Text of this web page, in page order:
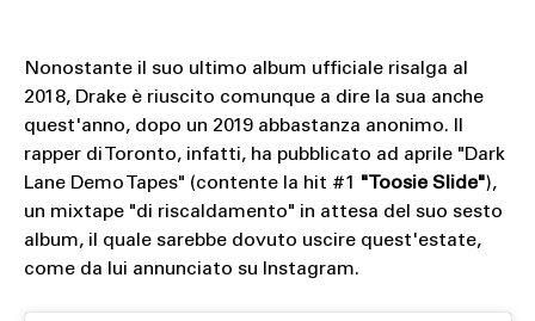
Nonostante il suo ultimo album ufficiale risalga al
2018, Drake è riuscito comunque a dire la sua anche
quest'anno, dopo un 2019 abbastanza anonimo. Il
rapper di Toronto, infatti, ha pubblicato ad aprile "Dark
Lane Demo Tapes" (contente la hit #1 "Toosie Slide"),
un mixtape "di riscaldamento" in attesa del suo sesto
album, il quale sarebbe dovuto uscire quest'estate,
come da lui annunciato su Instagram.